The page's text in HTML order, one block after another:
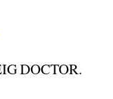
DOCTOR.